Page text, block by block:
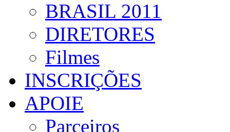
BRASIL 2011
DIRETORES
Filmes
INSCRIÇÕES
APOIE
Parceiros